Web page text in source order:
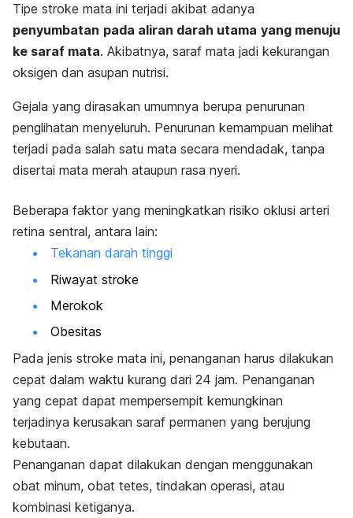
Tipe stroke mata ini terjadi akibat adanya
penyumbatan pada aliran darah utama yang menuju
ke saraf mata. Akibatnya, saraf mata jadi kekurangan
oksigen dan asupan nutrisi.
Gejala yang dirasakan umumnya berupa penurunan
penglihatan menyeluruh. Penurunan kemampuan melihat
terjadi pada salah satu mata secara mendadak, tanpa
disertai mata merah ataupun rasa nyeri.
Beberapa faktor yang meningkatkan risiko oklusi arteri
retina sentral, antara lain:
Tekanan darah tinggi
Riwayat stroke
Merokok
Obesitas
Pada jenis stroke mata ini, penanganan harus dilakukan
cepat dalam waktu kurang dari 24 jam. Penanganan
yang cepat dapat mempersempit kemungkinan
terjadinya kerusakan saraf permanen yang berujung
kebutaan.
Penanganan dapat dilakukan dengan menggunakan
obat minum, obat tetes, tindakan operasi, atau
kombinasi ketiganya.